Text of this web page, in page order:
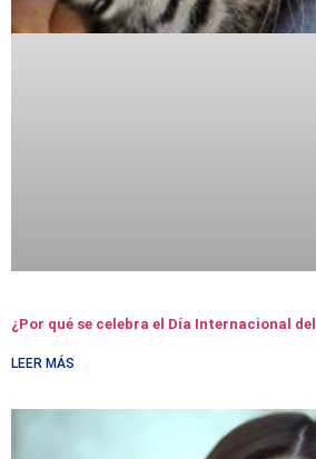
¿Por qué se celebra el Día Internacional
LEER MÁS